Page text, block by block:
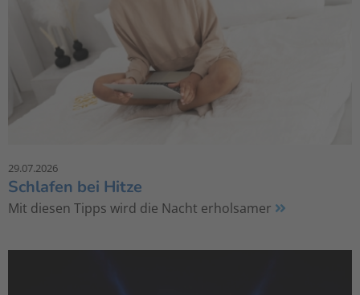
29.07.2026
Schlafen bei Hitze
Mit diesen Tipps wird die Nacht erholsamer